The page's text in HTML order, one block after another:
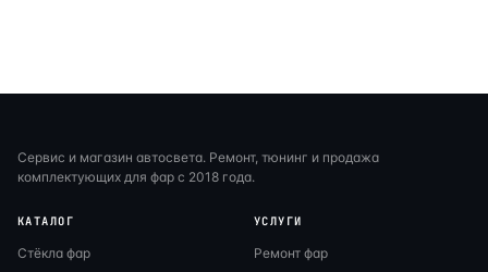
Сервис и магазин автосвета. Ремонт, тюнинг и продажа
комплектующих для фар с 2018 года.
КАТАЛОГ
Стёкла фар
УСЛУГИ
Ремонт фар